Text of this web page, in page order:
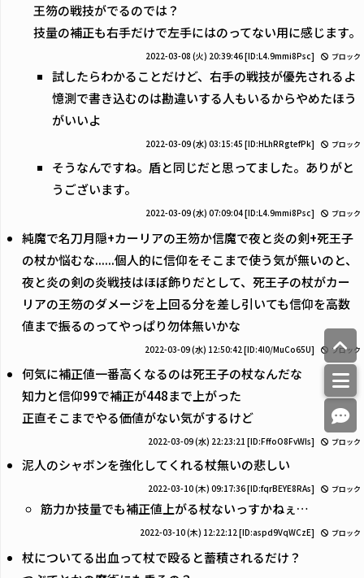
王笏の戦技がでるのでは？
技量の補正も右手だけで左手にはのってない用に感じます。
2022-03-08 (火) 20:39:46[ID:L4.9mmi8Psc] ブロック
試したらわかることだけど、右手の戦技が優先されるよ
憶測で書き込むのは勘違いする人もいるからやめたほう
がいいよ
2022-03-09 (水) 03:15:45 [ID:HLhRRgtefPk] ブロック
そうなんですね。盾と同じだと思ってました。ありがと
うございます。
2022-03-09 (水) 07:09:04[ID:L4.9mmi8Psc] ブロック
純魔で名刀月隠+カーリアの王笏か信魔で夜と炎の剣+死王子
の杖か悩むな......個人的に信仰をそこまで使う気が無いのと、
夜と炎の剣の炎戦技はほぼ飾りだとして、死王子の杖がカー
リアの王笏のダメージを上回る分を差し引いても信仰を高数
値まで振るのってやっぱり勿体無いかな
2022-03-09 (水) 12:50:42[ID:4I0/MuCo65U] ブロック
何気に補正値一番高くなるのは死王子の杖なんだな
知力と信仰99で補正が448まで上がった
正直そこまでやる価値がない気がするけど
2022-03-09 (水) 22:23:21 [ID:FffoO8FvWIs] ブロック
泥人のシャボンを強化してくれる杖無いの悲しい
2022-03-10 (木) 09:17:36[ID:fqrBEYE8RAs] ブロック
筋力か技量でも補正値上がる杖ないっすかねぇ…
2022-03-10 (木) 12:22:12[ID:aspd9VqWCzE] ブロック
杖についてる出血って杖で殴ると蓄積されるだけ？